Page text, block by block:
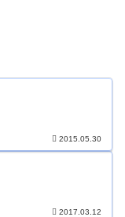
2015.05.30
2017.03.12